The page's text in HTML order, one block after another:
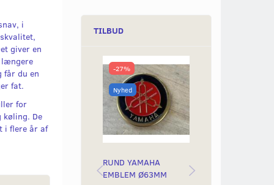
i
giver en
længere
får du en
fat.
for
De
i flere år af
TILBUD
-27%
Nyhed
RUND YAMAHA
EMBLEM Ø63MM